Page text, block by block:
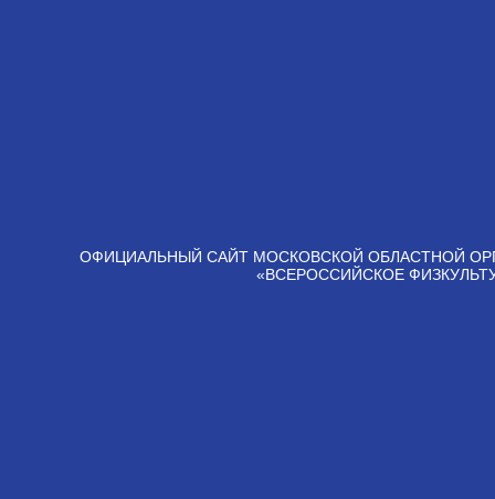
ОФИЦИАЛЬНЫЙ САЙТ МОСКОВСКОЙ ОБЛАСТНОЙ
«ВСЕРОССИЙСКОЕ